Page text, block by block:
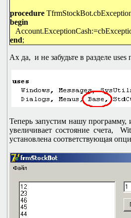
procedure
begin
end;
Ах да, и не забудьте в разделе uses
Теперь запустим нашу программу,
увеличивает состояние счета,
установлена соответствующая